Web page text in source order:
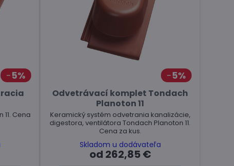
5%
Cena
5%
Odvetrávací komplet Tondach
Planoton 11
Keramický systém odvetrania kanalizácie,
digestora, ventilátora Tondach Planoton 11.
Cena za kus.
Skladom u dodávateľa
od 262,85 €